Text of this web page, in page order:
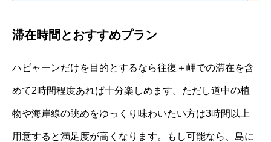
滞在時間とおすすめプラン
ハビャーンだけを目的とするなら往復＋岬での滞在を含
めて2時間程度あれば十分楽しめます。ただし道中の植
物や海岸線の眺めをゆっくり味わいたい方は3時間以上
用意すると満足度が高くなります。もし可能なら、島に